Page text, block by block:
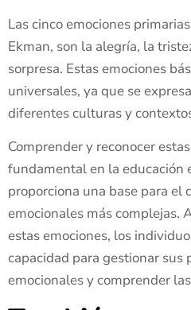
Las cinco emociones
Ekman, son la alegría, la
sorpresa. Estas emociones
universales, ya que se
diferentes culturas y
Comprender y reconocer
fundamental en la educación
proporciona una base para el
emocionales más complejas.
estas emociones, los
capacidad para gestionar sus
emocionales y comprender